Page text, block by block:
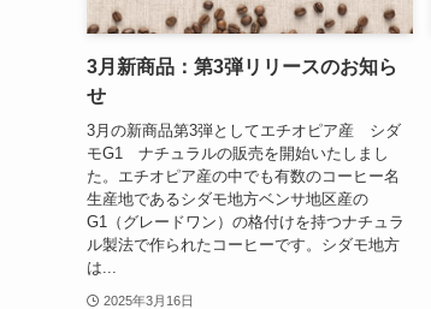
3月新商品：第3弾リリースのお知ら
せ
3月の新商品第3弾としてエチオピア産 シダ
モG1 ナチュラルの販売を開始いたしまし
た。エチオピア産の中でも有数のコーヒー名
生産地であるシダモ地方ベンサ地区産の
G1（グレードワン）の格付けを持つナチュラ
ル製法で作られたコーヒーです。シダモ地方
は...
2025年3月16日